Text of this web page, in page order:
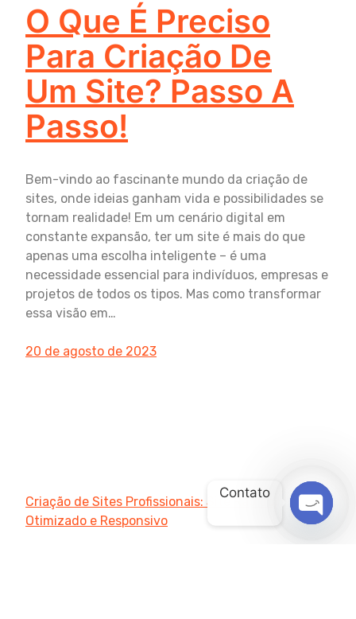
O Que É Preciso
Para Criação De
Um Site? Passo A
Passo!
Bem-vindo ao fascinante mundo da criação de
sites, onde ideias ganham vida e possibilidades se
tornam realidade! Em um cenário digital em
constante expansão, ter um site é mais do que
apenas uma escolha inteligente – é uma
necessidade essencial para indivíduos, empresas e
projetos de todos os tipos. Mas como transformar
essa visão em…
20 de agosto de 2023
Criação de Sites Profissionais: Site Rápido,
Otimizado e Responsivo
Contato